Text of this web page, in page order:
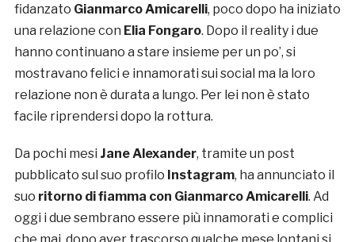
fidanzato Gianmarco Amicarelli, poco dopo ha iniziato
una relazione con Elia Fongaro. Dopo il reality i due
hanno continuano a stare insieme per un po’, si
mostravano felici e innamorati sui social ma la loro
relazione non è durata a lungo. Per lei non è stato
facile riprendersi dopo la rottura.
Da pochi mesi Jane Alexander, tramite un post
pubblicato sul suo profilo Instagram, ha annunciato il
suo ritorno di fiamma con Gianmarco Amicarelli. Ad
oggi i due sembrano essere più innamorati e complici